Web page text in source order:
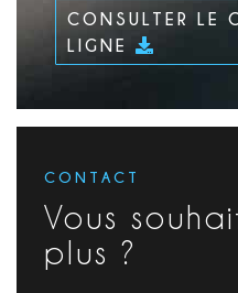
CONSULTER LE
LIGNE
CONTACT
Vous
plus ?